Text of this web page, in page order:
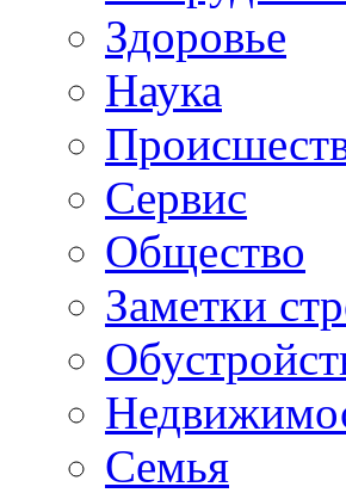
Здоровье
Наука
Сервис
Общество
Заметки
Семья